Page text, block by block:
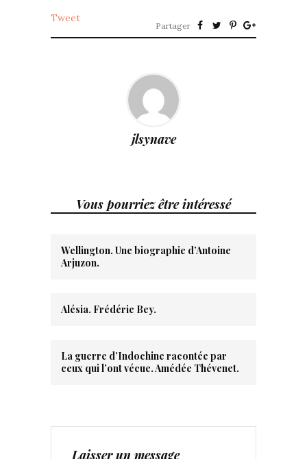
Tweet
Partager
jlsynave
Vous pourriez être intéressé
Wellington. Une biographie d’Antoine
Arjuzon.
Alésia. Frédéric Bey.
La guerre d’Indochine racontée par
ceux qui l’ont vécue. Amédée Thévenet.
Laisser un message